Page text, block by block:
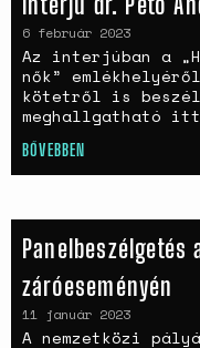
Interjú dr. Pető
6 február 2023
Az interjúban a
nők”
kötetről is
meghallgatható
BŐVEBBEN
záróeseményén
11 január 2023
A nemzetközi